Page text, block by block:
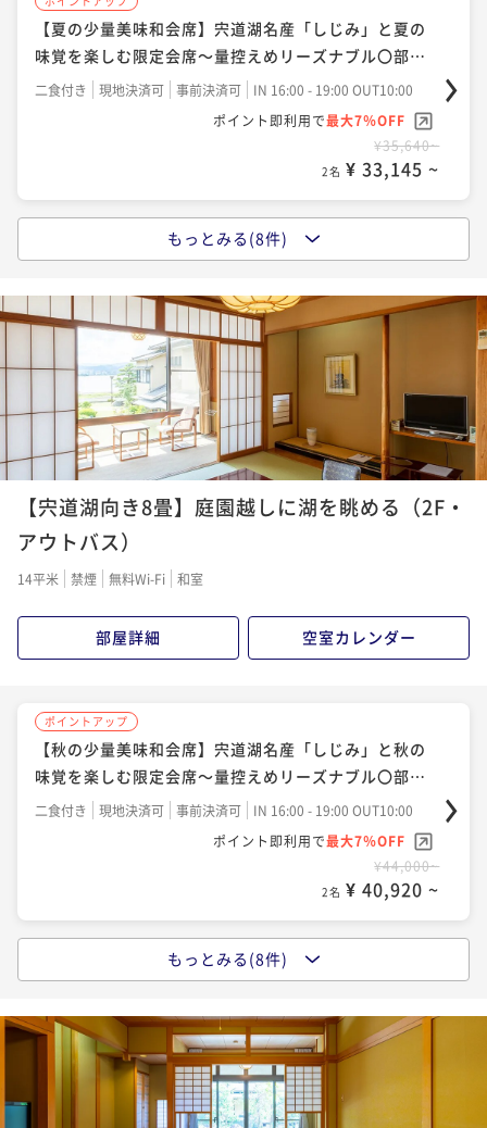
【夏の少量美味和会席】宍道湖名産「しじみ」と夏の
味覚を楽しむ限定会席～量控えめリーズナブル〇部屋
食
二食付き 現地決済可 事前決済可
IN 16:00 - 19:00 OUT10:00
ポイント即利用で最大7％OFF
¥35,640~
2名 ¥ 33,145 ~
【秋の少量美味和会席】宍道湖名産「しじみ」と秋の
味覚を楽しむ限定会席～量控えめリーズナブル〇部屋
食
二食付き 現地決済可 事前決済可
IN 16:00 - 19:00 OUT10:00
ポイント即利用で最大7％OFF
¥ 33,145 ~
ポイントアップ
【スタンダード〇旬替わりの郷土料理和会席】宍道湖
の美景と旬菜美酒に酔いしれる〇お部屋食で心ゆくま
二食付き 現地決済可
¥35,640~
2名 ¥ 33,145 ~
ポイントアップ
【郷土の味覚〇スズキの奉書焼】松江藩ゆかりの歴史
ある一品と郷土料理和会席〇水の都に湧く美肌湯～部
屋食
二食付き 現地決済可 事前決済可
IN 16:00 - 19:00 OUT10:00
ポイント即利用で最大7％OFF
¥39,160~
2名 ¥ 36,418 ~
【夏休み♪みんなで花火】お絵描きうちわと花火プレ
ゼント〇夏の思い出をうちわに描こう♪＜DX会席２食
＞二食付き 現地決済可 事前決済可
IN 16:00 - 19:00 OUT10:00
ポイント即利用で
¥42,900~
もっとみる(8件)
【宍道湖向き8畳】庭園越しに湖を眺める（2F・
アウトバス）
14平米 禁煙 無料Wi-Fi 和室
部屋詳細 空室カレンダー
ポイントアップ
【秋の少量美味和会席】宍道湖名産「しじみ」と秋の
味覚を楽しむ限定会席～量控えめリーズナブル〇部屋
食
二食付き 現地決済可 事前決済可
IN 16:00 - 19:00 OUT10:00
ポイント即利用で最大7％OFF
¥44,000~
2名 ¥ 40,920 ~
【夏の少量美味和会席】宍道湖名産「しじみ」と夏の
味覚を楽しむ限定会席～量控えめリーズナブル〇部屋
食二食付き 現地決済可 事前決済可
IN 16:00 - 19:00 OUT10:00
ポイント即利用で
最大7％OFF
¥44,000~
もっとみる(8件)